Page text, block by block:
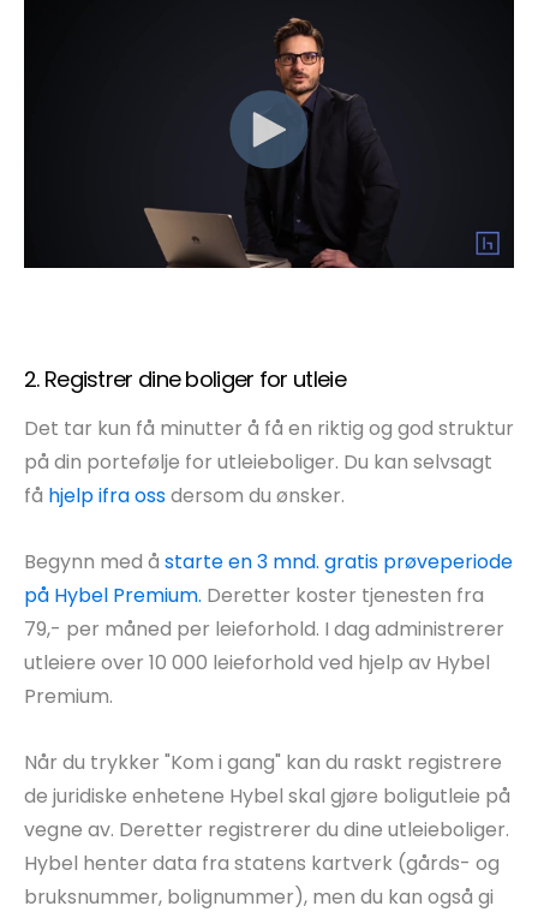
2. Registrer dine boliger for utleie
Det tar kun få minutter å få en riktig og god struktur
på din portefølje for utleieboliger. Du kan selvsagt
få hjelp ifra ossdersom du ønsker.
Begynn med å starte en 3 mnd. gratis prøveperiode
på Hybel Premium. Deretter koster tjenesten fra
79,- per måned per leieforhold. I dag administrerer
utleiere over 10 000 leieforhold ved hjelp av Hybel
Premium.
Når du trykker "Kom i gang" kan du raskt registrere
de juridiske enhetene Hybel skal gjøre boligutleie på
vegne av. Deretter registrerer du dine utleieboliger.
Hybel henter data fra statens kartverk (gårds- og
bruksnummer, bolignummer), men du kan også gi